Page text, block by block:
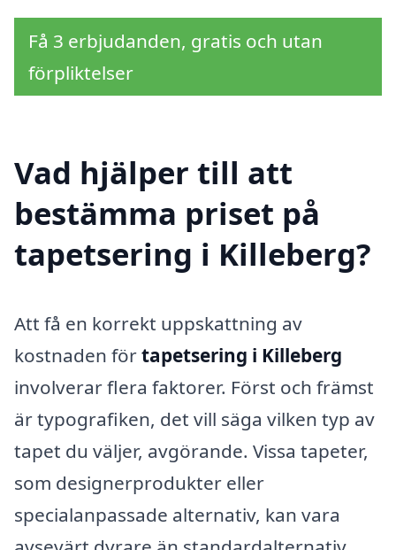
Få 3 erbjudanden, gratis och utan
förpliktelser
Vad hjälper till att
bestämma priset på
tapetsering i Killeberg?
Att få en korrekt uppskattning av
kostnaden förtapetsering i Killeberg
involverar flera faktorer. Först och främst
är typografiken, det vill säga vilken typ av
tapet du väljer, avgörande. Vissa tapeter,
som designerprodukter eller
specialanpassade alternativ, kan vara